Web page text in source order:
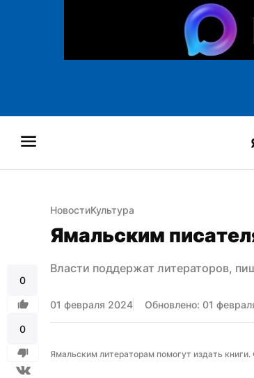
0
0
НовостиКультура
Ямальским
Власти поддержат литераторов,
01 февраля 2024 Обновлено: 01
Ямальским литераторам помогут издать